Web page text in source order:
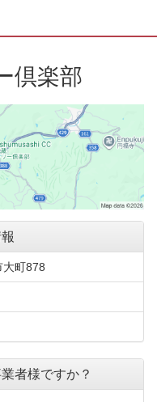
倶楽部
大町878
者様ですか？